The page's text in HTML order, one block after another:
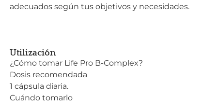
adecuados según tus objetivos y necesidades.
Utilización
¿Cómo tomar Life Pro B-Complex?
Dosis recomendada
1 cápsula diaria.
Cuándo tomarlo